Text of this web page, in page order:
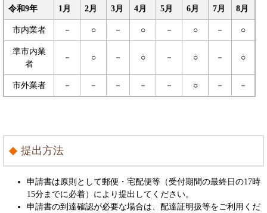
令和9年 1月 2月 3月 4月 5月 6月 7月 8月
市内業者 － ○ － ○ － ○ － ○
準市内業
者
－ ○ － ○ － ○ － ○
市外業者 － － － － － ○ － －
提出方法
申請書は原則として郵便・宅配便等（受付期間の最終日の17時
15分までに必着）により提出してください。
申請書の到達確認が必要な場合は、配達証明扱等をご利用くだ